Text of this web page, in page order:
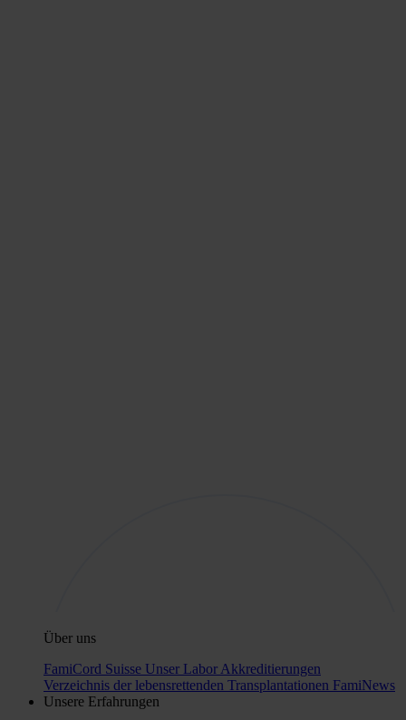
Über uns
FamiCord Suisse Unser Labor Akkreditierungen
Verzeichnis der lebensrettenden Transplantationen FamiNews
Unsere Erfahrungen